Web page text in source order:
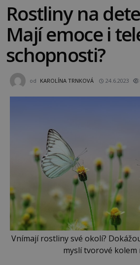
Rostliny na
Mají emoce i
schopnosti?
od KAROLÍNA TRNKOVÁ 24.6.2023
Vnímají rostliny své okolí?
myslí tvorové kolem